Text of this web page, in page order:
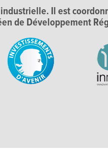
Il est
de Développement